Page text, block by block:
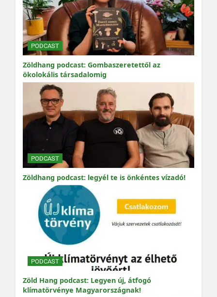
PODCAST
Zöldhang podcast: Gombaszeretettől az
ökolokális társadalomig
PODCAST
Zöldhang podcast: legyél te is önkéntes vízadó!
PODCAST
Zöld Hang podcast: Legyen új, átfogó
klímatörvénye Magyarországnak!